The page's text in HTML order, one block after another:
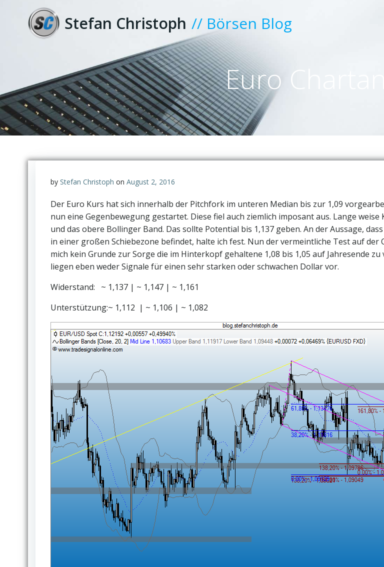
springen
Stefan Christoph // Börsen Blog
Euro
by Stefan Christoph on August 2, 2016
Der Euro Kurs hat sich innerhalb der Pitchfork im unteren Median bis zur 1,09
nun eine Gegenbewegung gestartet. Diese fiel auch ziemlich imposant aus. Lange weise
und das obere Bollinger Band. Das sollte Potential bis 1,137 geben. An der Aussage,
in einer großen Schiebezone befindet, halte ich fest. Nun der vermeintliche Test auf der
mich kein Grunde zur Sorge die im Hinterkopf gehaltene 1,08 bis 1,05 auf Jahresende
liegen eben weder Signale für einen sehr starken oder schwachen Dollar vor.
Widerstand: ~ 1,137 | ~ 1,147 | ~ 1,161
Unterstützung:~ 1,112 | ~ 1,106 | ~ 1,082